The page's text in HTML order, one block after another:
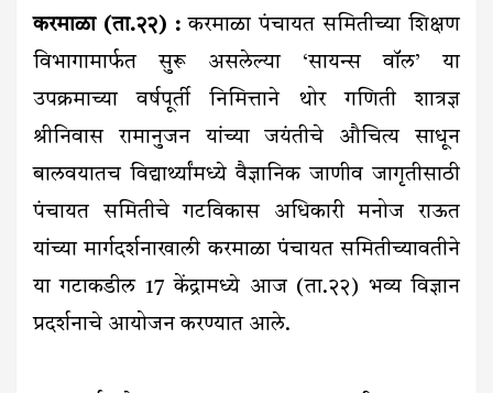
करमाळा (ता.२२) : करमाळा पंचायत समितीच्या शिक्षण
विभागामार्फत सुरू असलेल्या ‘सायन्स वॉल’ या
उपक्रमाच्या वर्षपूर्ती निमित्ताने थोर गणिती शात्रज्ञ
श्रीनिवास रामानुजन यांच्या जयंतीचे औचित्य साधून
बालवयातच विद्यार्थ्यांमध्ये वैज्ञानिक जाणीव जागृतीसाठी
पंचायत समितीचे गटविकास अधिकारी मनोज राऊत
यांच्या मार्गदर्शनाखाली करमाळा पंचायत समितीच्यावतीने
या गटाकडील 17 केंद्रामध्ये आज (ता.२२) भव्य विज्ञान
प्रदर्शनाचे आयोजन करण्यात आले.